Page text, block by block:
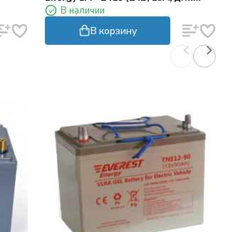
LiFePO4)
В наличии
В корзину